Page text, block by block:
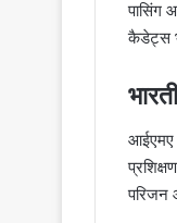
पासिंग
कैडेट्स
आईएमए
परिजन